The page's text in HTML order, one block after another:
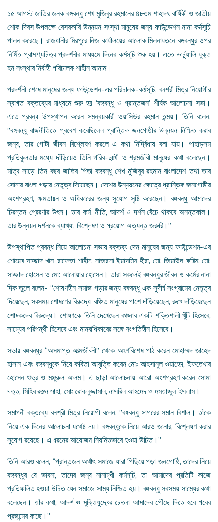
১৫ আগস্ট জাতির জনক বঙ্গবন্ধু শেখ মুজিবুর রহমানের ৪৮তম শাহাদৎ বার্ষিকী ও জাতীয়
শোক দিবস উপলক্ষে বেসরকারি উন্নয়ন সংস্থা মানুষের জন্য ফাউন্ডেশন নানা কর্মসূচি
পালন করেছে। রাজধানীর মিরপুরে নিজ কার্যালয়ের আলোক মিলনায়তনে বঙ্গবন্ধুর ওপর
নির্মিত প্রামাণ্যচিত্র প্রদর্শনীর মাধ্যমে দিনের কর্মসূচি শুরু হয়। এতে ভার্চুয়ালি যুক্ত
হন সংস্থার নির্বাহী পরিচালক শাহীন আনাম।
প্রদর্শনী শেষে মানুষের জন্য ফাউন্ডেশন-এর পরিচালক-কর্মসূচি, বনশ্রী মিত্র নিয়োগীর
স্বাগত বক্তব্যের মাধ্যমে শুরু হয় ‘বঙ্গবন্ধু ও প্রান্তজন’ শীর্ষক আলোচনা সভা।
এতে প্রবন্ধ উপস্থাপন করেন সমন্বয়কারী ওয়াসিউর রহমান তন্ময়। তিনি বলেন,
”বঙ্গবন্ধু রাজনীতিতে প্রবেশ করেছিলেন প্রান্তিক জনগোষ্ঠীর উন্নয়ন নিশ্চিত করার
জন্য, তার গোটা জীবন বিশ্লেষণ করলে এ কথা নির্দ্বিধায় বলা যায়। পাহাড়সম
প্রতিকূলতার মধ্যে দাঁড়িয়েও তিনি গরিব-দুঃখী ও শ্রমজীবী মানুষের কথা বলেছেন।
মাত্র সাড়ে তিন বছর জাতির পিতা বঙ্গবন্ধু শেখ মুজিবুর রহমান বাংলাদেশ তথা তার
সোনার বাংলা গড়ার নেতৃত্ব দিয়েছেন। দেশের উন্নয়নের ক্ষেত্রে প্রান্তিক জনগোষ্ঠীর
অংশগ্রহণ, ক্ষমতায়ন ও অধিকারের জন্য সুযোগ সৃষ্টি করেছেন। বঙ্গবন্ধু আমাদের
চিরন্তন প্রেরণার উৎস। তার কর্ম, নীতি, আদর্শ ও দর্শন বেঁচে থাকবে অনন্তকাল।
তার উন্নয়ন দর্শনকে ব্যাখ্যা, বিশ্লেষণ ও প্রয়োগ অত্যন্ত জরুরি।”
উপস্থাপিত প্রবন্ধ নিয়ে আলোচনা সভায় বক্তব্য দেন মানুষের জন্য ফাউন্ডেশন-এর
শোয়েব সাজ্জাদ খান, রাফেজা শাহীন, নাজরানা ইয়াসমিন হীরা, মো. জিয়াউল করিম, মো:
সাজ্জাদ হোসেন ও মো: আনোয়ার হোসেন। তারা সকলেই বঙ্গবন্ধুর জীবন ও কর্মের নানা
দিক তুলে বলেন- “শোষণহীন সমাজ গড়ার জন্য বঙ্গবন্ধু এক সুদীর্ঘ সংগ্রামের নেতৃত্ব
দিয়েছেন, সবসময় শোষণের বিরুদ্ধে, বঞ্চিত মানুষের পাশে দাঁড়িয়েছেন, রুখে দাঁড়িয়েছেন
শোষকদের বিরুদ্ধে। শোষণকে তিনি দেখেছেন বঞ্চনার একটি শক্তিশালী খুঁটি হিসেবে,
সাম্যের পরিপন্থী হিসেবে এবং মানবাধিকারের সঙ্গে সংগতিহীন হিসেবে।
সভায় বঙ্গবন্ধুর “অসমাপ্ত আত্মজীবনী” থেকে অংশবিশেষ পাঠ করেন মোহাম্মদ জাহেদ
হাসান এবং বঙ্গবন্ধুকে নিয়ে কবিতা আবৃত্তি করেন মোঃ আহসানুল ওয়াহেদ, ইফতেখার
হোসেন শুভ্র ও মঞ্জুরুল আলম। এ ছাড়া আলোচনায় আরো অংশগ্রহণ করেন সোমা
দত্ত, মিহির রঞ্জন সাহা, মোঃ রোকনুজ্জামান, নাসরিন আহমেদ ও মমতাজুল ইসলাম।
সমাপনী বক্তব্যে বনশ্রী মিত্র নিয়োগী বলেন, ”বঙ্গবন্ধু সাগরের সমান বিশাল। তাঁকে
নিয়ে এক দিনের আলোচনা যথেষ্ট নয়। বঙ্গবন্ধুকে নিয়ে আরও জানার, বিশ্লেষণ করার
সুযোগ রয়েছে। এ ধরনের আয়োজন নিয়মিতভাবে হওয়া উচিত।”
তিনি আরও বলেন, “প্রান্তজন অর্থাৎ সমাজে যারা পিছিয়ে পড়া জনগোষ্ঠি, তাদের নিয়ে
বঙ্গবন্ধুর যে ভাবনা, তাদের জন্য নানামুখী কর্মসূচি, তা আমাদের প্রতিটি কাজে
প্রতিফলিত হওয়া উচিত যেন সমাজে সাম্য নিশ্চিত হয়। বঙ্গবন্ধু সবসময় সাম্যের কথা
বলেছেন। তাঁর কথা, আদর্শ ও মুক্তিযুদ্ধের চেতনা আমাদের পৌঁছে দিতে হবে পরের
প্রজন্মের কাছে।”